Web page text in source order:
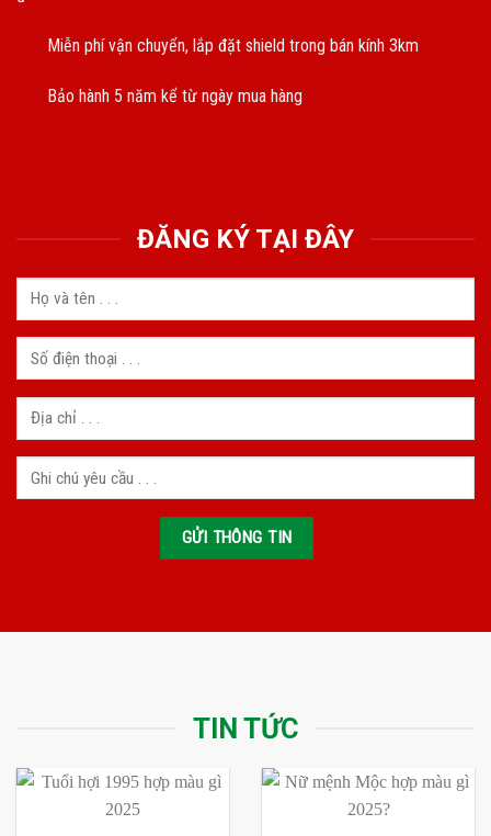
Miễn phí vận chuyển, lắp đặt shield trong bán kính 3km
Bảo hành 5 năm kể từ ngày mua hàng
ĐĂNG KÝ TẠI ĐÂY
TIN TỨC